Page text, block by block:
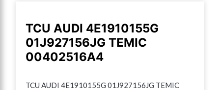
TCU AUDI 4E1910155G
01J927156JG TEMIC
00402516A4
TCU AUDI 4E1910155G 01J927156JG TEMIC